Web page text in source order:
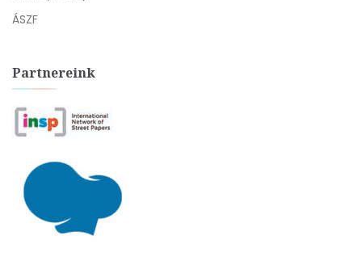
ÁSZF
Partnereink